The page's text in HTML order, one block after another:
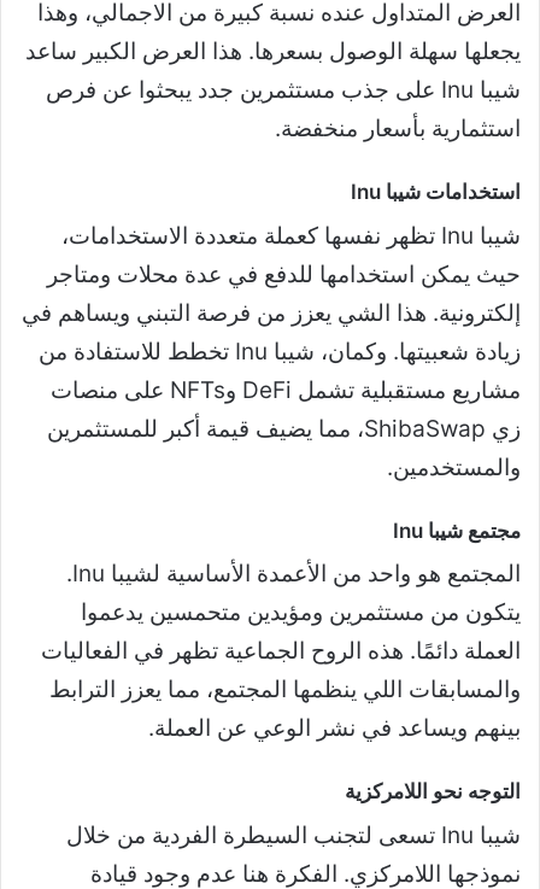
العرض المتداول عنده نسبة كبيرة من الاجمالي، وهذا
يجعلها سهلة الوصول بسعرها. هذا العرض الكبير ساعد
شيبا Inu على جذب مستثمرين جدد يبحثوا عن فرص
استثمارية بأسعار منخفضة.
استخدامات شيبا Inu
شيبا Inu تظهر نفسها كعملة متعددة الاستخدامات،
حيث يمكن استخدامها للدفع في عدة محلات ومتاجر
إلكترونية. هذا الشي يعزز من فرصة التبني ويساهم في
زيادة شعبيتها. وكمان، شيبا Inu تخطط للاستفادة من
مشاريع مستقبلية تشمل DeFi وNFTs على منصات
زي ShibaSwap، مما يضيف قيمة أكبر للمستثمرين
والمستخدمين.
مجتمع شيبا Inu
المجتمع هو واحد من الأعمدة الأساسية لشيبا Inu.
يتكون من مستثمرين ومؤيدين متحمسين يدعموا
العملة دائمًا. هذه الروح الجماعية تظهر في الفعاليات
والمسابقات اللي ينظمها المجتمع، مما يعزز الترابط
بينهم ويساعد في نشر الوعي عن العملة.
التوجه نحو اللامركزية
شيبا Inu تسعى لتجنب السيطرة الفردية من خلال
نموذجها اللامركزي. الفكرة هنا عدم وجود قيادة